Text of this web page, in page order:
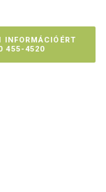
INFORMÁCIÓÉRT
455-4520